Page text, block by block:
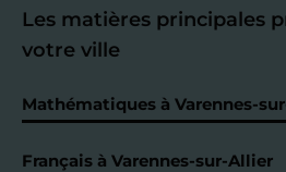
Les matières principales
votre ville
Mathématiques à Varennes-
Français à Varennes-sur-Allier